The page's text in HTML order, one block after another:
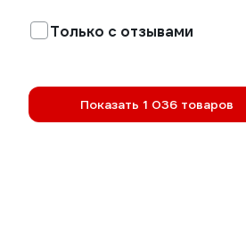
Только с отзывами
Показать 1 036 товаров